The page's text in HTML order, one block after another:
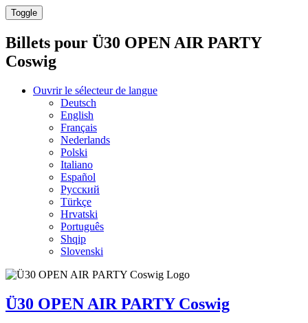
Toggle
Billets pour Ü30 OPEN AIR PARTY
Coswig
Ouvrir le sélecteur de langue
Deutsch
English
Français
Nederlands
Polski
Italiano
Español
Русский
Türkçe
Hrvatski
Português
Shqip
Slovenski
Ü30 OPEN AIR PARTY Coswig